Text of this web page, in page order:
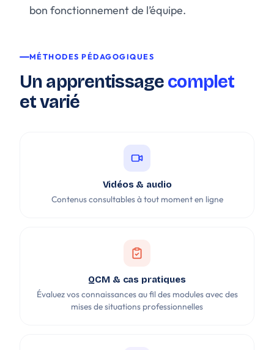
bon fonctionnement de l’équipe.
MÉTHODES PÉDAGOGIQUES
Un apprentissage complet
et varié
Vidéos & audio
Contenus consultables à tout moment en ligne
QCM & cas pratiques
Évaluez vos connaissances au fil des modules avec des
mises de situations professionnelles